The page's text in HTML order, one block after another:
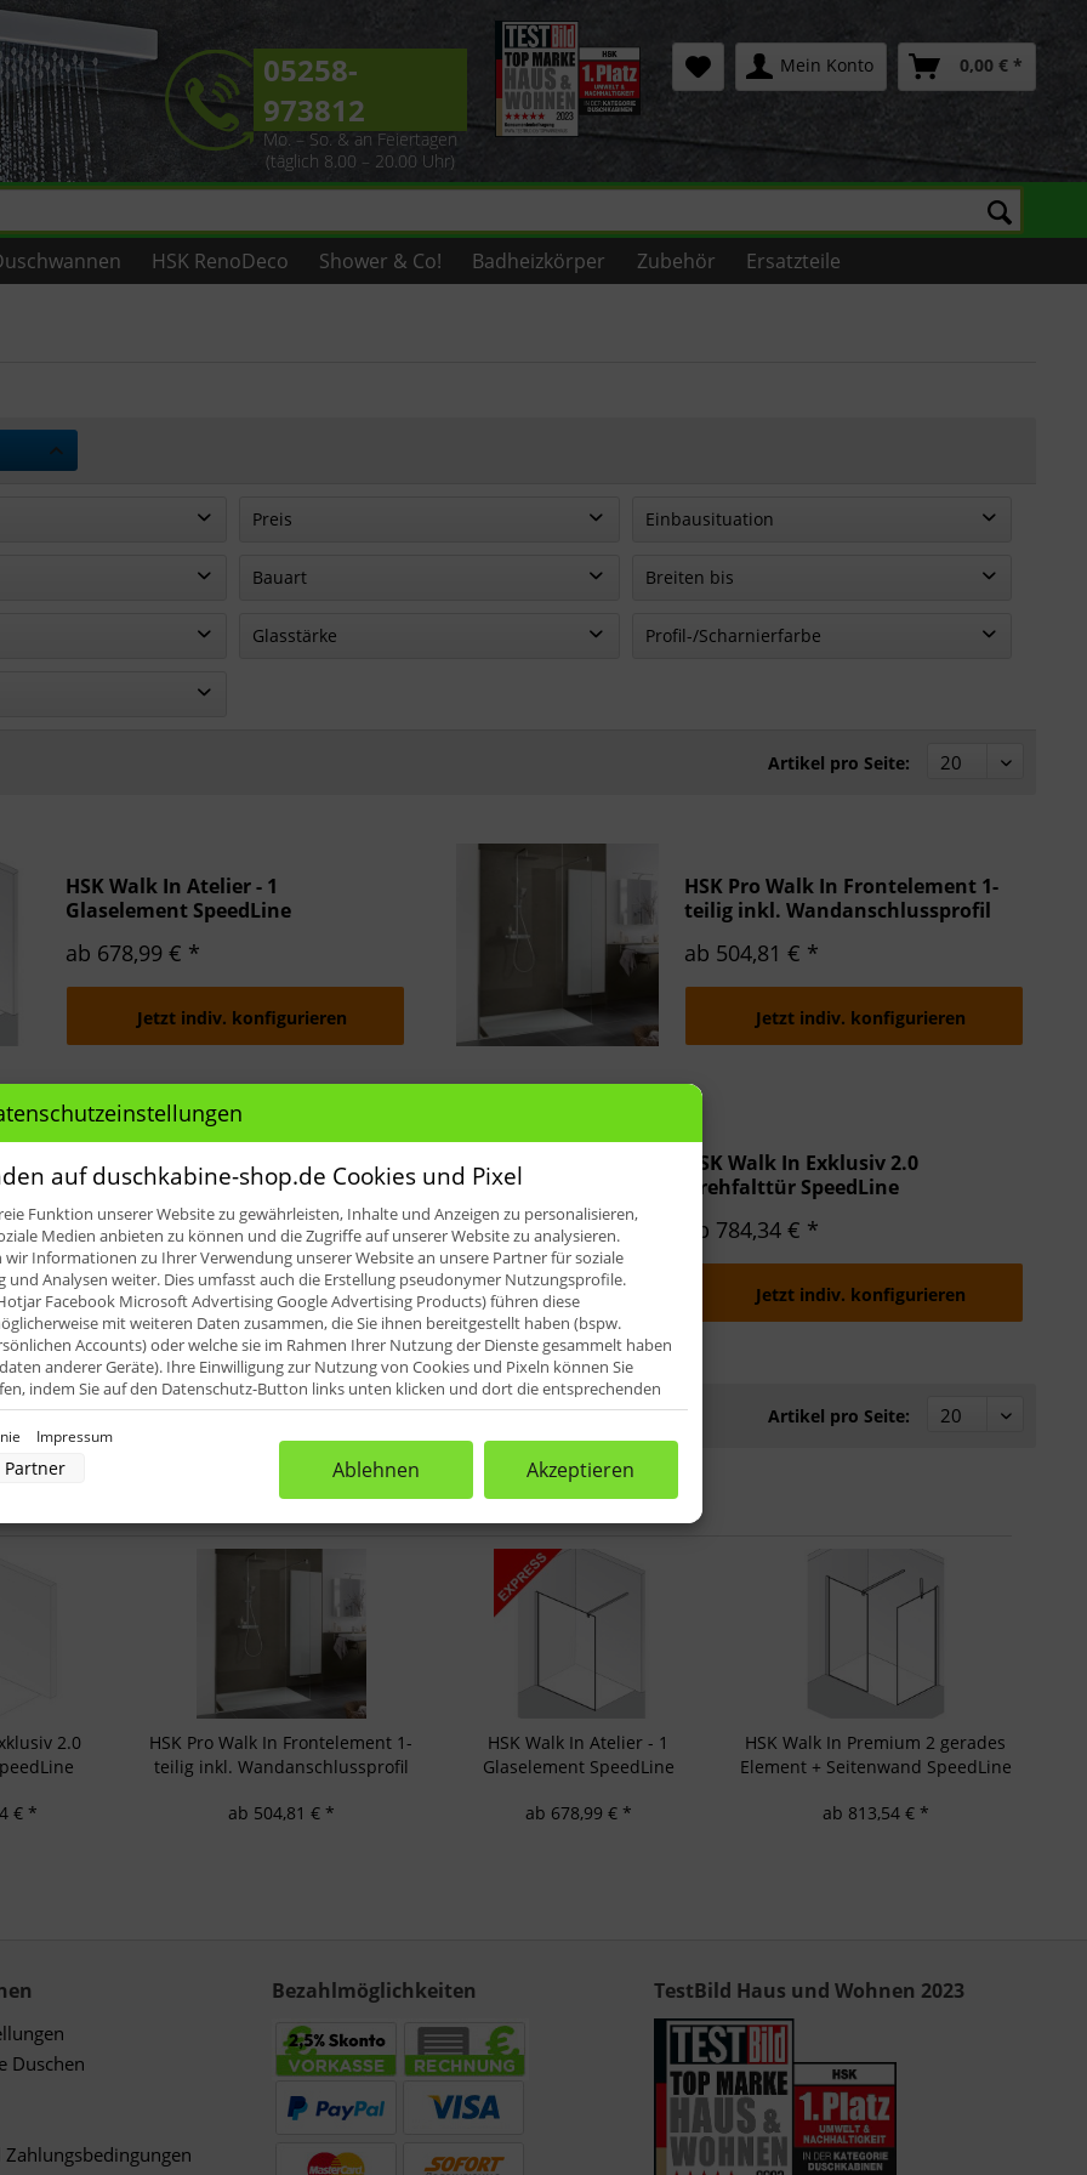
05258-
973812
Mo. – So. & an Feiertagen
(täglich 8.00 – 20.00 Uhr)
Mein Konto 0,00 € *
HSK RenoDeco Shower & Co! Badheizkörper Zubehör Ersatzteile
Preis Einbausituation
Walk In Dusche
Bauart
teilgerahmte Duschkabine
Breiten bis
90 cm
Glasstärke Profil-/Scharnierfarbe
Artikel pro Seite:
HSK Walk In Atelier - 1
Glaselement SpeedLine
ab 678,99 € *
Jetzt indiv. konfigurieren
HSK Pro Walk In Frontelement 1-
teilig inkl. Wandanschlussprofil
ab 504,81 € *
Jetzt indiv. konfigurieren
HSK Walk In Premium 2 gerades
Element + Seitenwand SpeedLine
Duschkabine
ab 813,54 € *
Jetzt indiv. konfigurieren
HSK Walk In Exklusiv 2.0
Drehfalttür SpeedLine
ab 784,34 € *
Jetzt indiv. konfigurieren
Artikel pro Seite:
2.0
€ *
HSK Pro Walk In Frontelement 1-
teilig inkl. Wandanschlussprofil
ab 504,81 € *
HSK Walk In Atelier - 1
Glaselement SpeedLine
ab 678,99 € *
HSK Walk In Premium 2 gerades
Element + Seitenwand SpeedLine
ab 813,54 € *
Duschen
Bezahlmöglichkeiten TestBild Haus und Wohnen 2023
auf duschkabine-shop.de Cookies und Pixel
Funktion unserer Website zu gewährleisten, Inhalte und Anzeigen zu personalisieren,
Medien anbieten zu können und die Zugriffe auf unserer Website zu analysieren.
wir Informationen zu Ihrer Verwendung unserer Website an unsere Partner für soziale
und Analysen weiter. Dies umfasst auch die Erstellung pseudonymer Nutzungsprofile.
Facebook Microsoft Advertising Google Advertising Products) führen diese
mit weiteren Daten zusammen, die Sie ihnen bereitgestellt haben (bspw.
Accounts) oder welche sie im Rahmen Ihrer Nutzung der Dienste gesammelt haben
anderer Geräte). Ihre Einwilligung zur Nutzung von Cookies und Pixeln können Sie
indem Sie auf den Datenschutz-Button links unten klicken und dort die entsprechenden
durch unsere Partner:
Daten zur Auswahl von Werbeanzeigen
für personalisierte Werbung
zur Personalisierung von Inhalten
von Inhalten
durch Statistiken oder Kombinationen von Daten aus verschiedenen Quellen
Standortdaten
zur Identifikation aktiv abfragen
Impressum
Partner Ablehnen Akzeptieren